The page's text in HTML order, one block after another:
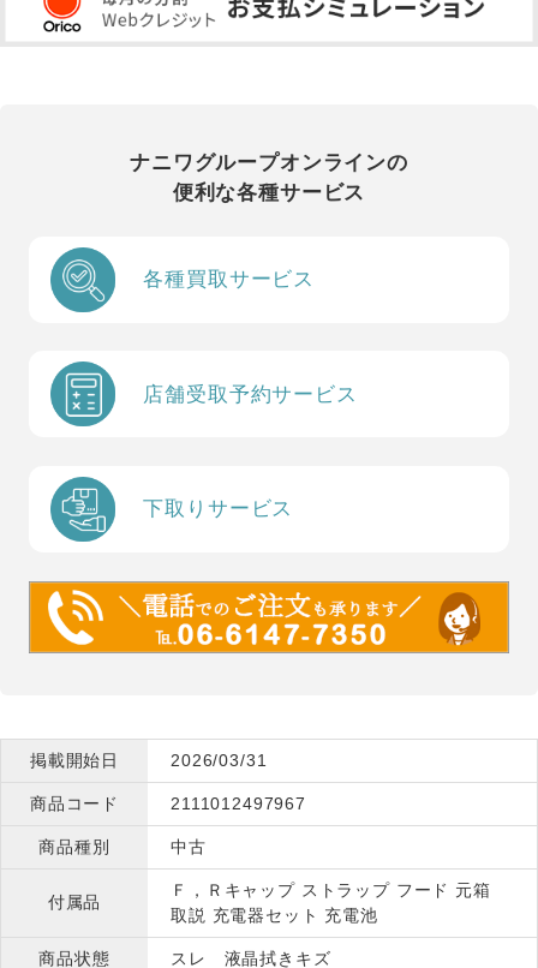
ナニワグループオンラインの
便利な各種サービス
各種買取サービス
店舗受取予約サービス
下取りサービス
掲載開始日 2026/03/31
商品コード 2111012497967
商品種別 中古
付属品
Ｆ，Ｒキャップ ストラップ フード 元箱
取説 充電器セット 充電池
商品状態 スレ 液晶拭きキズ